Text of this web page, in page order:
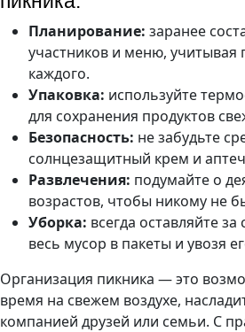
Планирование: заранее
участников и меню, учитывая
каждого.
Упаковка: используйте
для сохранения продуктов
Безопасность: не забудьте
солнцезащитный крем и
Развлечения: подумайте о
возрастов, чтобы никому не
Уборка: всегда оставляйте
весь мусор в пакеты и увозя
Организация пикника — это
время на свежем воздухе,
компанией друзей или семьи. С